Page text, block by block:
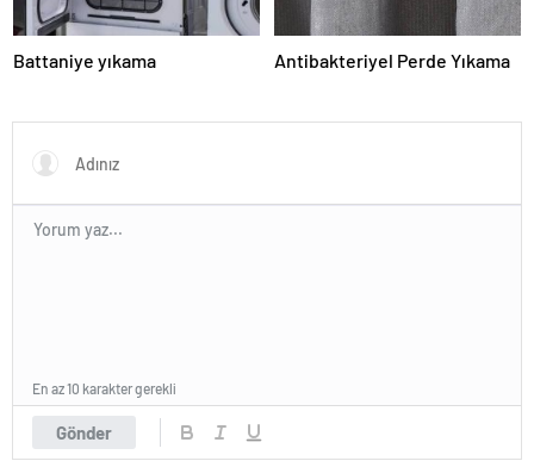
Battaniye yıkama Antibakteriyel Perde Yıkama
Gönder
En az 10 karakter gerekli